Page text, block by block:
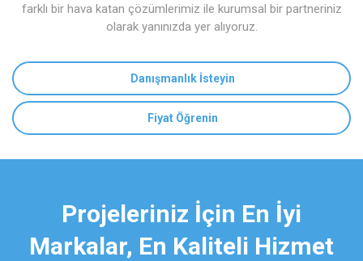
farklı bir hava katan çözümlerimiz ile kurumsal bir partneriniz
olarak yanınızda yer alıyoruz.
Danışmanlık İsteyin
Fiyat Öğrenin
Projeleriniz İçin En İyi
Markalar, En Kaliteli Hizmet